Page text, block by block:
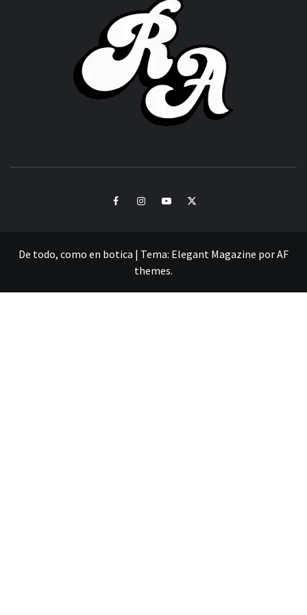
FacebookInstagramYoutubeTwitter
De todo, como en botica | Tema: Elegant Magazine porAF
themes.